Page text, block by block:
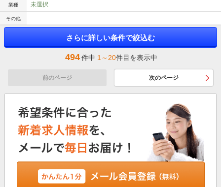
業種 未選択
その他
さらに詳しい条件で絞込む
494件中 1～20件目を表示中
前のページ 次のページ